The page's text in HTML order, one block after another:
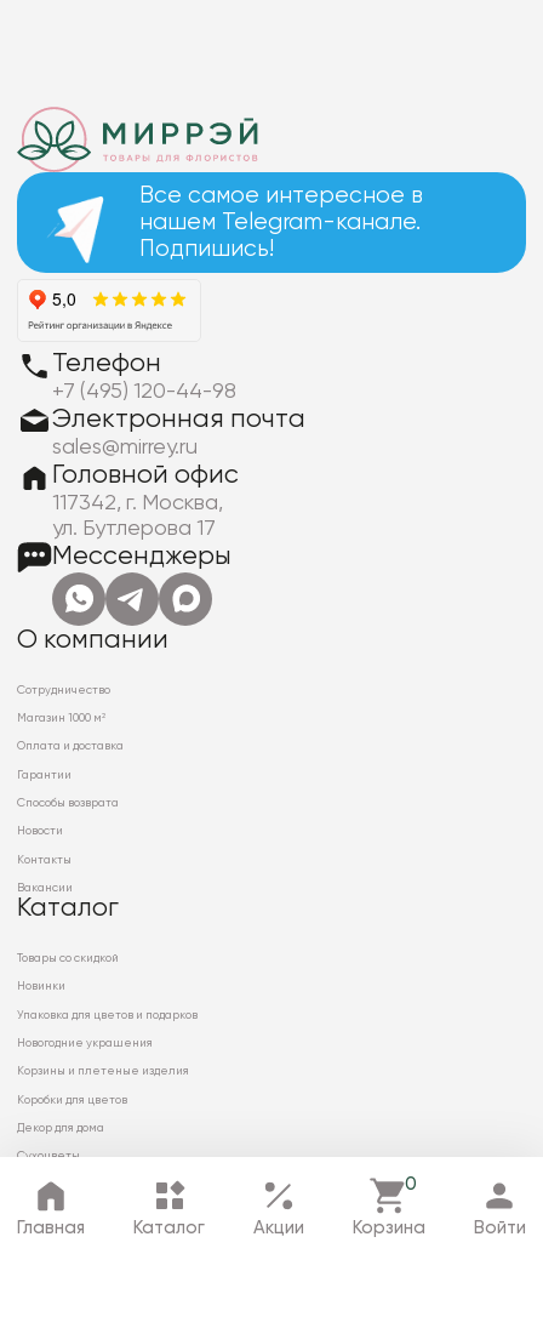
Главная Каталог Акции
0
Корзина Войти
Все самое интересное в
нашем Telegram-канале.
Подпишись!
Телефон
+7 (495) 120-44-98
Электронная почта
sales@mirrey.ru
Головной офис
117342, г. Москва,
ул. Бутлерова 17
Мессенджеры
О компании
Сотрудничество
Магазин 1000 м²
Оплата и доставка
Гарантии
Способы возврата
Новости
Контакты
Вакансии
Каталог
Товары со скидкой
Новинки
Упаковка для цветов и подарков
Новогодние украшения
Корзины и плетеные изделия
Коробки для цветов
Декор для дома
Сухоцветы
© 2026 ООО «МИРРЭЙ»